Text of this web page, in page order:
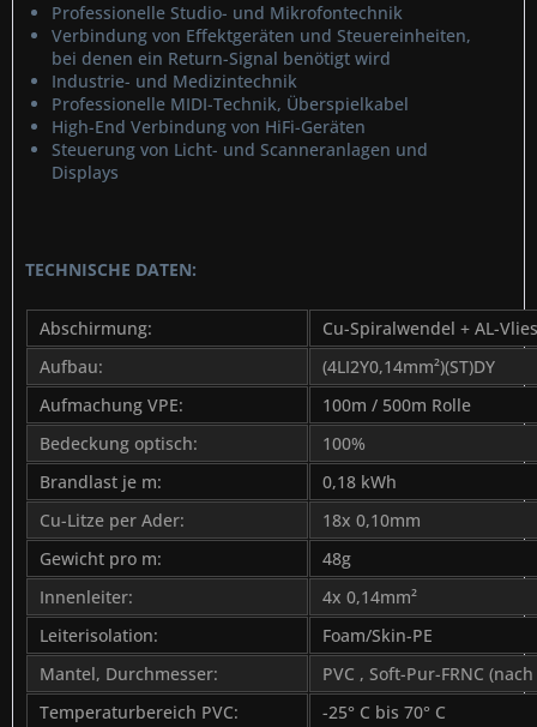
Professionelle Studio- und Mikrofontechnik
Verbindung von Effektgeräten und Steuereinheiten,
bei denen ein Return-Signal benötigt wird
Industrie- und Medizintechnik
Professionelle MIDI-Technik, Überspielkabel
High-End Verbindung von HiFi-Geräten
Steuerung von Licht- und Scanneranlagen und
Displays
TECHNISCHE DATEN:
Abschirmung:
Cu-Spiralwendel + AL-Vlies
Aufbau:
(4LI2Y0,14mm²)(ST)DY
Aufmachung VPE:
100m / 500m Rolle
Bedeckung optisch:
100%
Brandlast je m:
0,18 kWh
Cu-Litze per Ader:
18x 0,10mm
Gewicht pro m:
48g
Innenleiter:
4x 0,14mm²
Leiterisolation:
Foam/Skin-PE
Mantel, Durchmesser:
PVC , Soft-Pur-FRNC
Temperaturbereich PVC:
-25° C bis 70° C